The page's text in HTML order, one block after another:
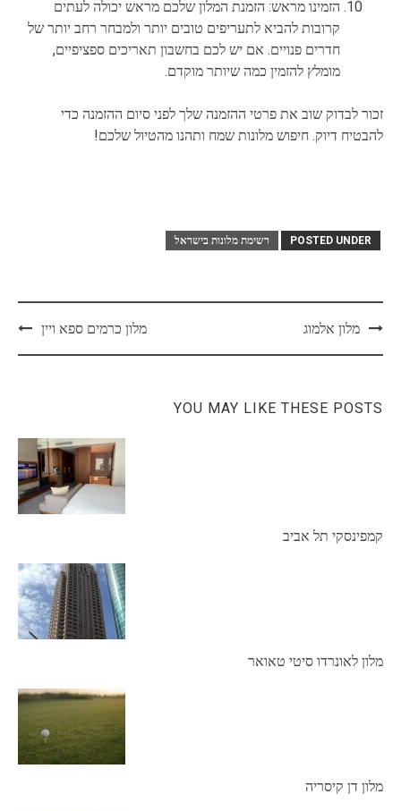
הזמינו מראש: הזמנת המלון שלכם מראש יכולה לעתים
קרובות להביא לתעריפים טובים יותר ולמבחר רחב יותר של
חדרים פנויים. אם יש לכם בחשבון תאריכים ספציפיים,
מומלץ להזמין כמה שיותר מוקדם.
זכור לבדוק שוב את פרטי ההזמנה שלך לפני סיום ההזמנה כדי
להבטיח דיוק. חיפוש מלונות שמח ותהנו מהטיול שלכם!
POSTED UNDER רשימת מלונות בישראל
Postמלון אלמוג מלון כרמים ספא ויין
YOU MAY LIKE THESE POSTS
קמפינסקי תל אביב
מלון לאונרדו סיטי טאואר
מלון דן קיסריה